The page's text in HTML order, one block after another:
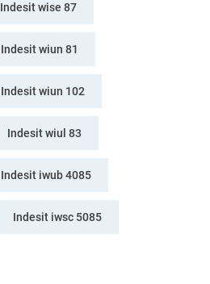
Indesit wise 87
Indesit wiun 81
Indesit wiun 102
Indesit wiul 83
Indesit iwub 4085
Indesit iwsc 5085